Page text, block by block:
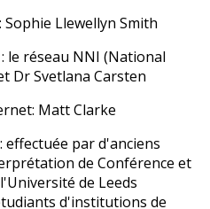
Llewellyn Smith
le réseau NNI (National
Dr Svetlana Carsten
Matt Clarke
effectuée par d'anciens
de Conférence et
de Leeds
d'institutions de